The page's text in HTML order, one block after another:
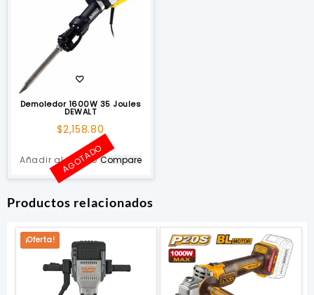
Demoledor 1600W 35 Joules
DEWALT
$2,158.80
Añadir al carrito
AGOTADOCompare
Productos relacionados
¡Oferta!